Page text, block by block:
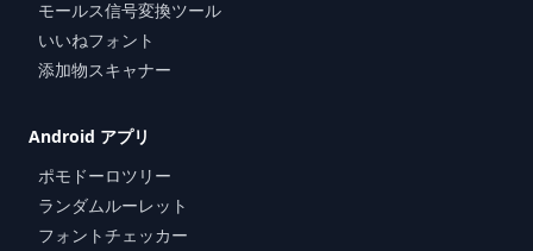
モールス信号変換ツール
いいねフォント
添加物スキャナー
Android アプリ
ポモドーロツリー
ランダムルーレット
フォントチェッカー